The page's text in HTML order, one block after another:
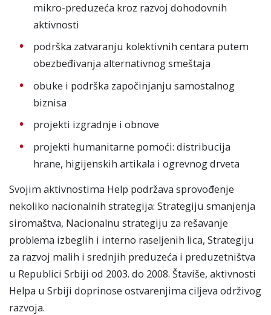
mikro-preduzeća kroz razvoj dohodovnih
aktivnosti
podrška zatvaranju kolektivnih centara putem
obezbeđivanja alternativnog smeštaja
obuke i podrška započinjanju samostalnog
biznisa
projekti izgradnje i obnove
projekti humanitarne pomoći: distribucija
hrane, higijenskih artikala i ogrevnog drveta
Svojim aktivnostima Help podržava sprovođenje
nekoliko nacionalnih strategija: Strategiju smanjenja
siromaštva, Nacionalnu strategiju za rešavanje
problema izbeglih i interno raseljenih lica, Strategiju
za razvoj malih i srednjih preduzeća i preduzetništva
u Republici Srbiji od 2003. do 2008. Štaviše, aktivnosti
Helpa u Srbiji doprinose ostvarenjima ciljeva održivog
razvoja.